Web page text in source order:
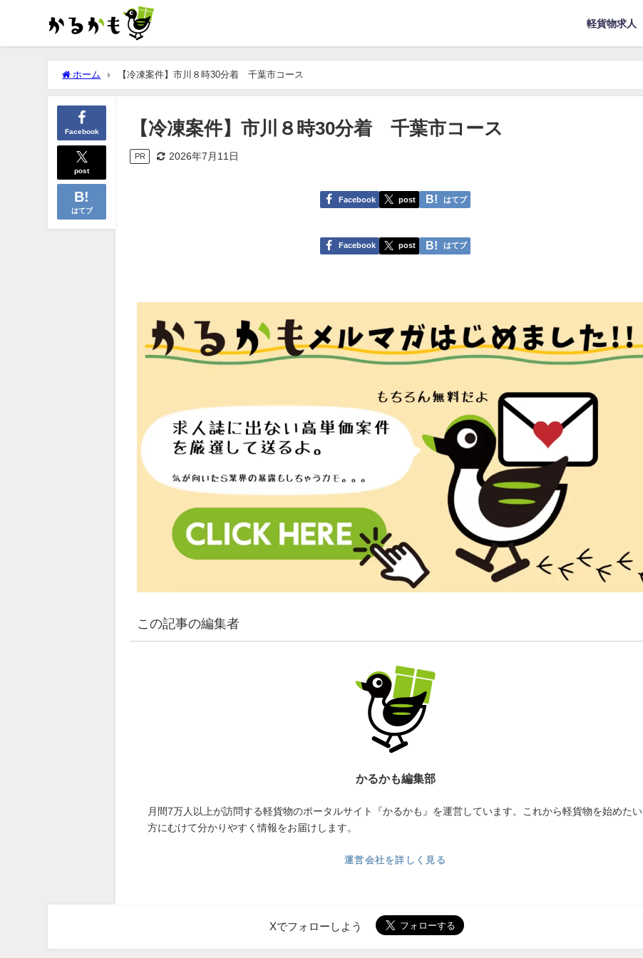
軽貨物求人
ホーム 【冷凍案件】市川８時30分着 千葉市コース
Facebook
post
はてブ
【冷凍案件】市川８時30分着 千葉市コース
PR 2026年7月11日
Facebook post はてブ
Facebook post はてブ
この記事の編集者
かるかも編集部
月間7万人以上が訪問する軽貨物のポータルサイト『かるかも』を運営しています。これから軽貨物を始めたい
方にむけて分かりやすく情報をお届けします。
運営会社を詳しく見る
Xでフォローしよう